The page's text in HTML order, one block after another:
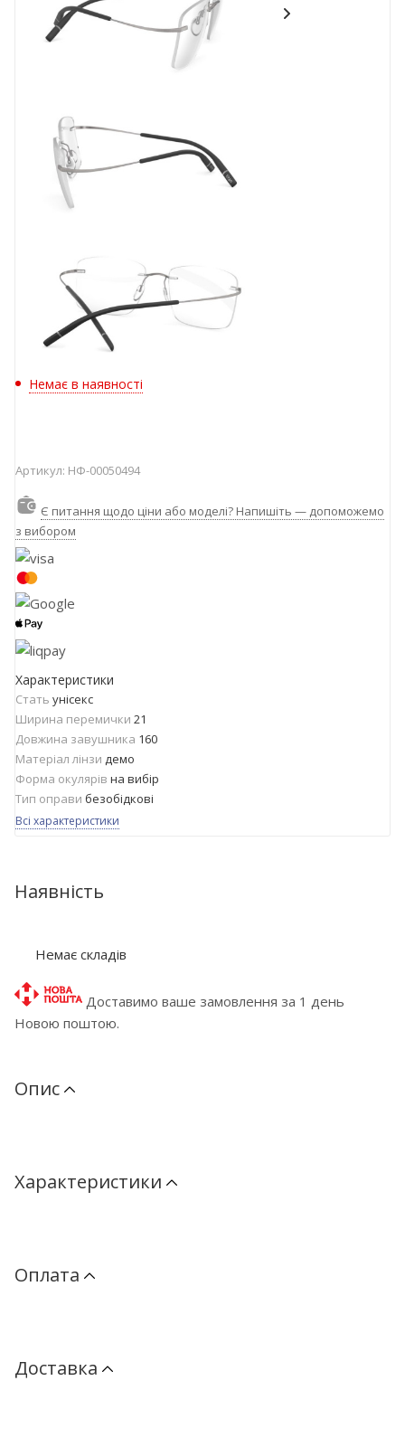
Немає в наявності
Артикул: НФ-00050494
Є питання щодо ціни або моделі? Напишіть — допоможемо
з вибором
Характеристики
Стать унісекс
Ширина перемички 21
Довжина завушника 160
Матеріал лінзи демо
Форма окулярів на вибір
Тип оправи безобідкові
Всі характеристики
Наявність
Немає складів
Доставимо ваше замовлення за 1 день
Новою поштою.
Опис
Характеристики
Оплата
Доставка